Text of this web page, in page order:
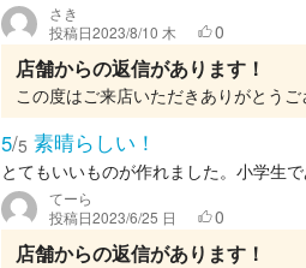
さき
投稿日2023/8/10 木 0
店舗からの返信があります！
5/5 素晴らしい！
とてもいいものが作れました。小学生
てーら
投稿日2023/6/25 日 0
店舗からの返信があります！